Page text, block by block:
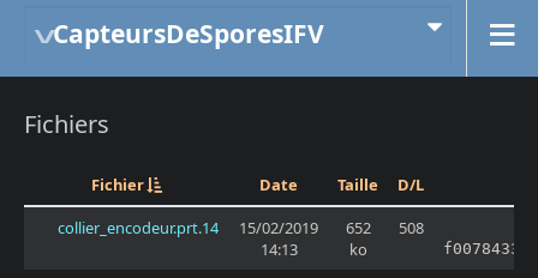
CapteursDeSporesIFV
Fichiers
Fichier Date Taille
D/L
collier_encodeur.prt.14
15/02/2019
14:13
652
ko
508